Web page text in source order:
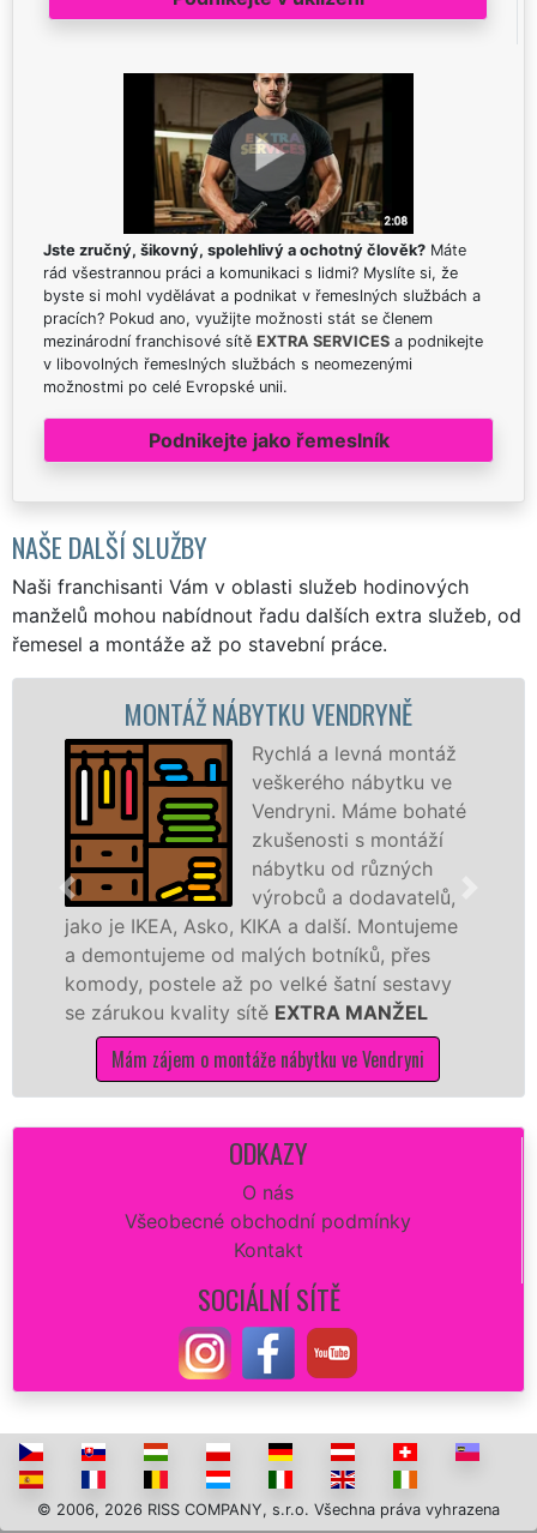
Jste zručný, šikovný, spolehlivý a ochotný člověk? Máte
rád všestrannou práci a komunikaci s lidmi? Myslíte si, že
byste si mohl vydělávat a podnikat v řemeslných službách a
pracích? Pokud ano, využijte možnosti stát se členem
mezinárodní franchisové sítě EXTRA SERVICES a podnikejte
v libovolných řemeslných službách s neomezenými
možnostmi po celé Evropské unii.
Podnikejte jako řemeslník
NAŠE DALŠÍ SLUŽBY
Naši franchisanti Vám v oblasti služeb hodinových
manželů mohou nabídnout řadu dalších extra služeb, od
řemesel a montáže až po stavební práce.
NÁBYTKU VENDRYNĚ
Rychlá a levná montáž
veškerého nábytku ve
Vendryni. Máme bohaté
zkušenosti s montáží
nábytku od různých
výrobců a dodavatelů,
Asko, KIKA a další. Montujeme
od malých botníků, přes
postele až po velké šatní sestavy
kvality sítěEXTRA MANŽEL
zájem o montáže nábytku ve Vendryni
výrobců.
manželé
ODKAZY
O nás
Všeobecné obchodní podmínky
Kontakt
SOCIÁLNÍ SÍTĚ
© 2006, 2026 RISS COMPANY, s.r.o. Všechna práva vyhrazena